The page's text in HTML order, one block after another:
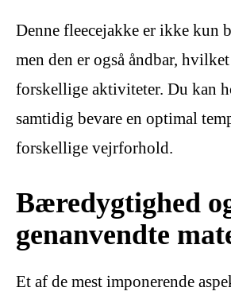
Denne fleecejakke er ikke kun
men den er også åndbar,
forskellige aktiviteter. Du kan
samtidig bevare en optimal
forskellige vejrforhold.
Bæredygtighed
genanvendte
Et af de mest imponerende